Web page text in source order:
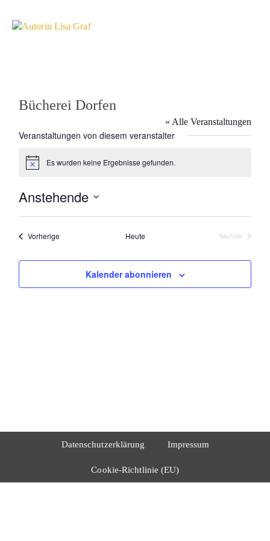
Bücherei Dorfen
« Alle Veranstaltungen
Veranstaltungen von diesem veranstalter
HinweisEs wurden keine Ergebnisse gefunden.
Anstehende
VorherigeVeranstaltungen Heute
Nächste
Kalender abonnieren
Datenschutzerklärung Impressum
Cookie-Richtlinie (EU)